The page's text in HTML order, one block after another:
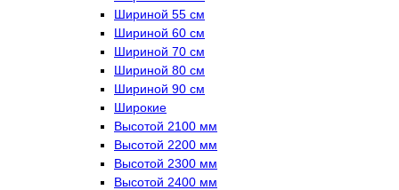
Шириной 55 см
Шириной 60 см
Шириной 70 см
Шириной 80 см
Шириной 90 см
Широкие
Высотой 2100 мм
Высотой 2200 мм
Высотой 2300 мм
Высотой 2400 мм